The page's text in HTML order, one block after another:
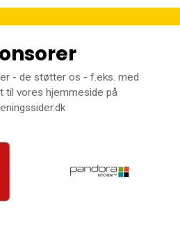
- de støtter os - f.eks. med
til vores hjemmeside på